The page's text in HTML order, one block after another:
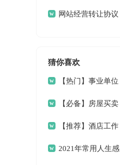
网站经营转让协议
猜你喜欢
【热门】事业单位
请假条4篇
【必备】房屋买卖
合同范文6篇
【推荐】酒店工作
总结三篇
2021年常用人生感